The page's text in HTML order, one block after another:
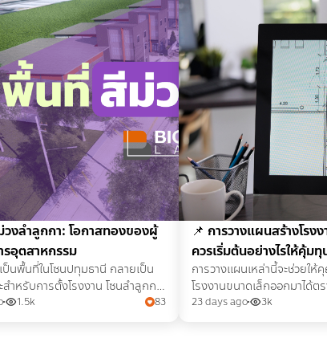
งลำลูกกา: โอกาสทองของผู้
รอุตสาหกรรม
ป็นพื้นที่ในโซนปทุมธานี กลายเป็น
สำหรับการตั้งโรงงาน โซนลำลูกกา
ม่วงเพื่อตั้งโรงงานขนาดเล็กจนถึง
1.5k 83
📌 การวางแผนสร้างโรง
ควรเริ่มต้นอย่างไรให้คุ้มทุ
การวางแผนเหล่านี้จะช่วยใ
โรงงานขนาดเล็กออกมาได้ต
หวัง
23 days ago 3k